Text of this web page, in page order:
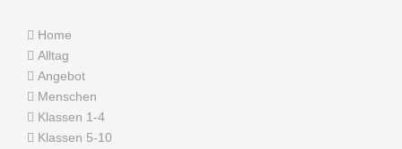
Home
Alltag
Angebot
Menschen
Klassen 1-4
Klassen 5-10